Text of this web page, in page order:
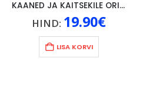
KAANED JA KAITSEKILE ORIGINAAL LENOVO P10, MUST
HIND: 19.90€
LISA KORVI